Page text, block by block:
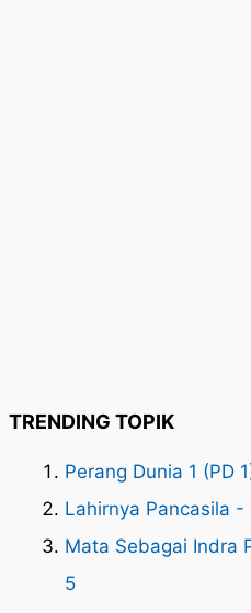
TRENDING TOPIK
Perang Dunia 1 (PD
Lahirnya Pancasila -
Mata Sebagai Indra
5